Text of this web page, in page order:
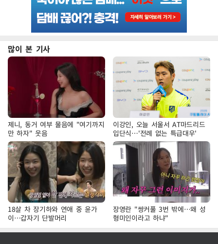
많이 본 기사
제니, 동거 여부 물음에 "여기까지
만 하자" 웃음
이강인, 오늘 서울서 AT마드리드
입단식…'전례 없는 특급대우'
18살 차 장기하와 연애 중 윤가
이…갑자기 단발머리
장영란 "쌍커풀 3번 밖에…왜 성
형미인이라고 하냐"